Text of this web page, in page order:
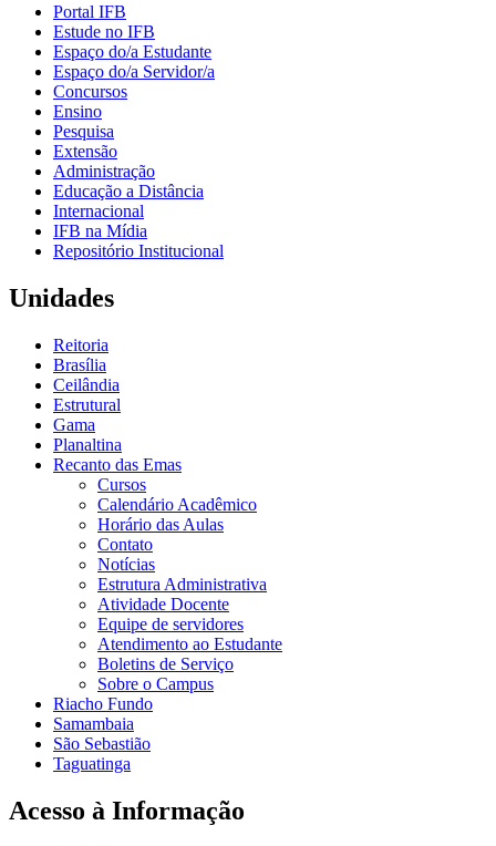
Portal IFB
Estude no IFB
Espaço do/a Estudante
Espaço do/a Servidor/a
Concursos
Ensino
Pesquisa
Extensão
Administração
Educação a Distância
Internacional
IFB na Mídia
Repositório Institucional
Unidades
Reitoria
Brasília
Ceilândia
Estrutural
Gama
Planaltina
Recanto das Emas
Cursos
Calendário Acadêmico
Horário das Aulas
Contato
Notícias
Estrutura Administrativa
Atividade Docente
Equipe de servidores
Atendimento ao Estudante
Boletins de Serviço
Sobre o Campus
Riacho Fundo
Samambaia
São Sebastião
Taguatinga
Acesso à Informação